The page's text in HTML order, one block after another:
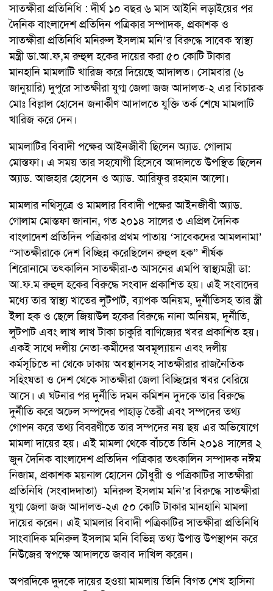
সাতক্ষীরা প্রতিনিধি : দীর্ঘ ১০ বছর ৬ মাস আইনি লড়াইয়ের পর
দৈনিক বাংলাদেশ প্রতিদিন পত্রিকার সম্পাদক, প্রকাশক ও
সাতক্ষীরা প্রতিনিধি মনিরুল ইসলাম মনি’র বিরুদ্ধে সাবেক স্বাস্থ্য
মন্ত্রী ডা.আ.ফ,ম রুহুল হকের দায়ের করা ৫০ কোটি টাকার
মানহানি মামলাটি খারিজ করে দিয়েছে আদালত। সোমবার (৬
জানুয়ারি) দুপুরে সাতক্ষীরা যুগ্ম জেলা জজ আদালত-২ এর বিচারক
মোঃ বিল্লাল হোসেন জনার্কীণ আদালতে যুক্তি তর্ক শেষে মামলাটি
খারিজ করে দেন।
মামলাটির বিবাদী পক্ষের আইনজীবী ছিলেন অ্যাড. গোলাম
মোস্তফা। এ সময় তার সহযোগী হিসেবে আদালতে উপস্থিত ছিলেন
অ্যাড. আজহার হোসেন ও অ্যাড. আরিফুর রহমান আলো।
মামলার নথিসুত্রে ও মামলার বিবাদী পক্ষের আইনজীবী অ্যাড.
গোলাম মোস্তফা জানান, গত ২০১৪ সালের ৩ এপ্রিল দৈনিক
বাংলাদেশ প্রতিদিন পত্রিকার প্রথম পাতায় ‘সাবেকদের আমলনামা’
“সাতক্ষীরাকে দেশ বিচ্ছিন্ন করেছিলেন রুহুল হক” শীর্ষক
শিরোনামে তৎকালিন সাতক্ষীরা-৩ আসনের এমপি স্বাস্থ্যমন্ত্রী ডা:
আ.ফ.ম রুহুল হকের বিরুদ্ধে সংবাদ প্রকাশিত হয়। এই সংবাদের
মধ্যে তার স্বাস্থ্য খাতের লুটপাট, ব্যাপক অনিয়ম, দুর্নীতিসহ তার স্ত্রী
ইলা হক ও ছেলে জিয়াউল হকের বিরুদ্ধে নানা অনিয়ম, দুর্নীতি,
লুটপাট এবং লাখ লাখ টাকা চাকুরি বাণিজ্যের খবর প্রকাশিত হয়।
একই সাথে দলীয় নেতা-কর্মীদের অবমূল্যায়ন এবং দলীয়
কর্মসূচিতে না থেকে ঢাকায় অবস্থানসহ সাতক্ষীরার রাজনৈতিক
সহিংষতা ও দেশ থেকে সাতক্ষীরা জেলা বিচ্ছিন্নের খবর বেরিয়ে
আসে। এ ঘটনার পর দুর্নীতি দমন কমিশন দুদকে তার বিরুদ্ধে
দুর্নীতি করে অঢেল সম্পদের পাহাড় তৈরী এবং সম্পদের তথ্য
গোপন করে তথ্য বিবরণীতে তার সম্পদের নয় ছয় এর অভিযোগে
মামলা দায়ের হয়। এই মামলা থেকে বাঁচতে তিনি ২০১৪ সালের ২
জুন দৈনিক বাংলাদেশ প্রতিদিন পত্রিকার তৎকালিন সম্পাদক নঈম
নিজাম, প্রকাশক ময়নাল হোসেন চৌধুরী ও পত্রিকাটির সাতক্ষীরা
প্রতিনিধি (সংবাদদাতা) মনিরুল ইসলাম মনি’র বিরুদ্ধে সাতক্ষীরা
যুগ্ম জেলা জজ আদালত-২এ ৫০ কোটি টাকার মানহানি মামলা
দায়ের করেন। এই মামলার বিবাদী পত্রিকাটির সাতক্ষীরা প্রতিনিধি
সাংবাদিক মনিরুল ইসলাম মনি বিভিন্ন তথ্য উপাত্ত উপস্থাপন করে
নিউজের স্বপক্ষে আদালতে জবাব দাখিল করেন।
অপরদিকে দুদকে দায়ের হওয়া মামলায় তিনি বিগত শেখ হাসিনা